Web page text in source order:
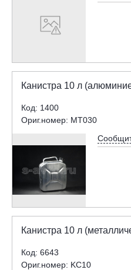
Канистра 10 л
Код: 1400
Ориг.номер: MT030
Канистра 10 л
Код: 6643
Ориг.номер: KC10